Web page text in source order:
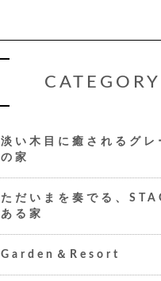
CATEGORY
淡い木目に癒されるグレ
の家
ただいまを奏でる、
ある家
Garden＆Resort